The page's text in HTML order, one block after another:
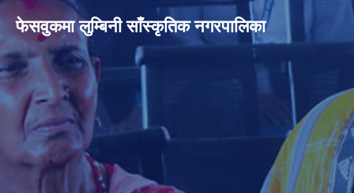
फेसवुकमा लुम्बिनी साँस्कृतिक नगरपालिका